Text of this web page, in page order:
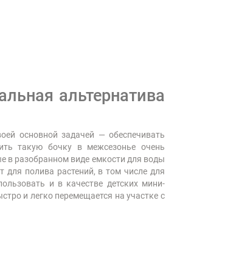
альтернатива
основной задачей — обеспечивать
такую бочку в межсезонье очень
в разобранном виде емкости для воды
полива растений, в том числе для
и в качестве детских мини-
и легко перемещается на участке с